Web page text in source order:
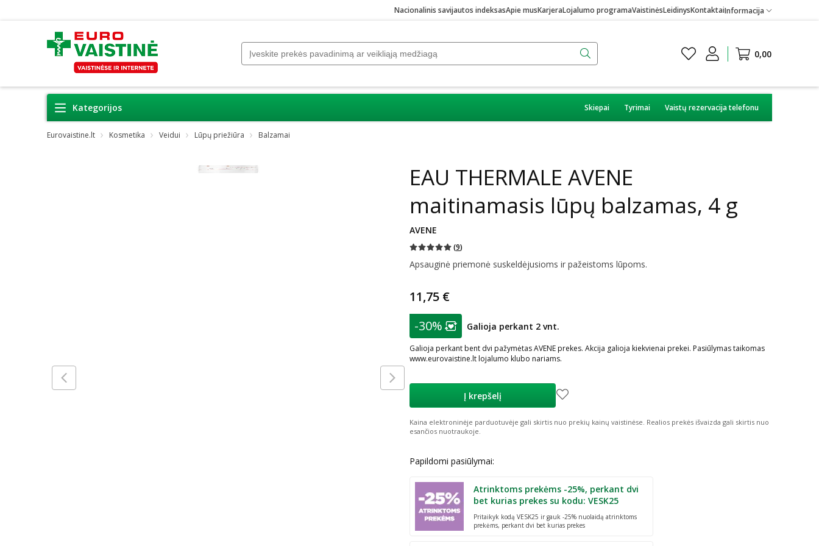
Nacionalinis savijautos indeksasApie musKarjeraLojalumo programaVaistinėsLeidinysKontaktaiInformacija
0,00
Kategorijos Skiepai Tyrimai Vaistų rezervacija telefonu
Eurovaistine.lt Kosmetika Veidui Lūpų priežiūra Balzamai
EAU THERMALE AVENE
maitinamasis lūpų balzamas, 4 g
AVENE
(9)
Apsauginė priemonė suskeldėjusioms ir pažeistoms lūpoms.
11,75 €
patarimas
Lojalumo klubo narių nuolaida
-30% Galioja perkant 2 vnt.
Galioja perkant bent dvi pažymėtas AVENE prekes. Akcija galioja kiekvienai prekei. Pasiūlymas taikomas
www.eurovaistine.lt lojalumo klubo nariams.
Į krepšelį
Kaina elektroninėje parduotuvėje gali skirtis nuo prekių kainų vaistinėse. Realios prekės išvaizda gali skirtis nuo
esančios nuotraukoje.
Papildomi pasiūlymai:
Atrinktoms prekėms -25%, perkant dvi
bet kurias prekes su kodu: VESK25
Pritaikyk kodą VESK25 ir gauk -25% nuolaidą atrinktoms
prekėms, perkant dvi bet kurias prekes